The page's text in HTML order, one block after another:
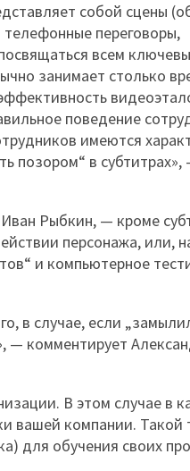
собой сцены
переговоры,
всем
занимает столько
поведение
имеются
в субтитрах»,
Рыбкин, — кроме
персонажа, или,
и компьютерное
в случае, если
— комментирует
В этом случае в
вашей компании. Такой
для обучения своих